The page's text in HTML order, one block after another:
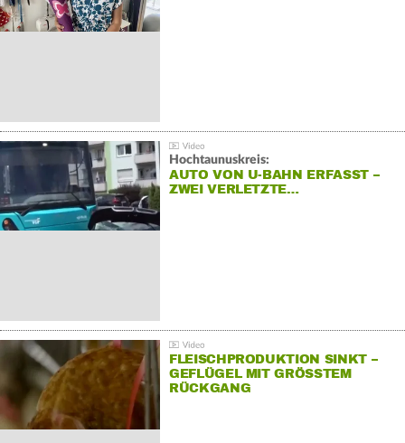
Hochtaunuskreis:
AUTO VON U-BAHN ERFASST –
ZWEI VERLETZTE…
FLEISCHPRODUKTION SINKT –
GEFLÜGEL MIT GRÖSSTEM R
ÜCKGANG